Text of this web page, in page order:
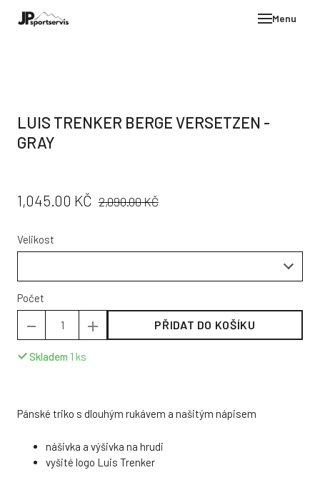
Menu
LUIS TRENKER BERGE VERSETZEN -
GRAY
CENA:
1,045.00 KČ PŮVODNÍ
2,090.00 KČ
Velikost
Počet
PŘIDAT DO KOŠÍKU
Skladem 1 ks
Pánské triko s dlouhým rukávem a našitým nápisem
nášivka a výšivka na hrudi
vyšité logo Luis Trenker